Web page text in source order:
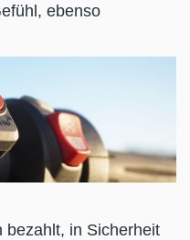
ebenso
bezahlt, in Sicherheit